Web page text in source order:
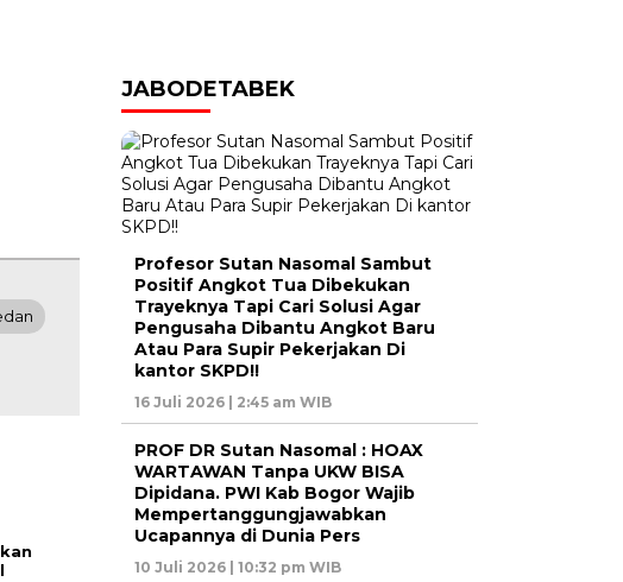
JABODETABEK
Profesor Sutan Nasomal Sambut
Positif Angkot Tua Dibekukan
Trayeknya Tapi Cari Solusi Agar
Pengusaha Dibantu Angkot Baru
Atau Para Supir Pekerjakan Di
kantor SKPD!!
16 Juli 2026 | 2:45 am WIB
PROF DR Sutan Nasomal : HOAX
WARTAWAN Tanpa UKW BISA
Dipidana. PWI Kab Bogor Wajib
Mempertanggungjawabkan
Ucapannya di Dunia Pers
10 Juli 2026 | 10:32 pm WIB